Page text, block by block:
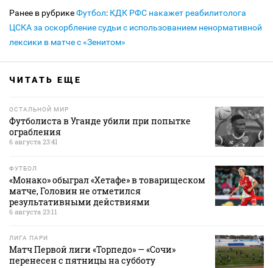
Ранее в рубрикеФутбол: КДК РФС накажет реабилитолога
ЦСКА за оскорбление судьи с использованием ненормативной
лексики в матче с «Зенитом»
ЧИТАТЬ ЕЩЕ
ОСТАЛЬНОЙ МИР
Футболиста в Уганде убили при попытке
ограбления
6 августа 23:41
ФУТБОЛ
«Монако» обыграл «Хетафе» в товарищеском
матче, Головин не отметился
результативными действиями
6 августа 23:11
ЛИГА ПАРИ
Матч Первой лиги «Торпедо» — «Сочи»
перенесен с пятницы на субботу